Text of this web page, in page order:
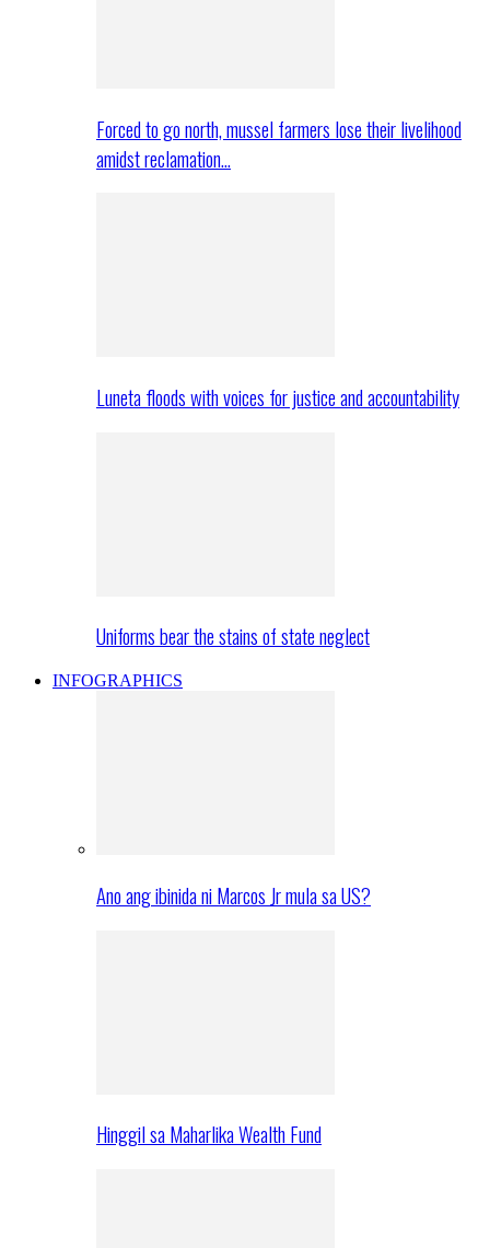
Forced to go north, mussel farmers lose their livelihood
amidst reclamation…
Luneta floods with voices for justice and accountability
Uniforms bear the stains of state neglect
INFOGRAPHICS
Ano ang ibinida ni Marcos Jr mula sa US?
Hinggil sa Maharlika Wealth Fund